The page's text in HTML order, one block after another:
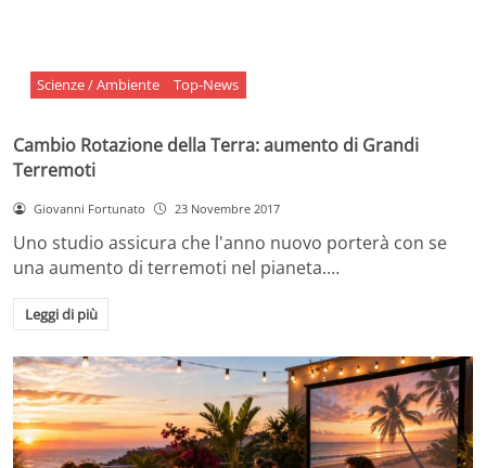
Scienze / Ambiente Top-News
Cambio Rotazione della Terra: aumento di Grandi
Terremoti
Giovanni Fortunato 23 Novembre 2017
Uno studio assicura che l'anno nuovo porterà con se
una aumento di terremoti nel pianeta.…
Leggi di più